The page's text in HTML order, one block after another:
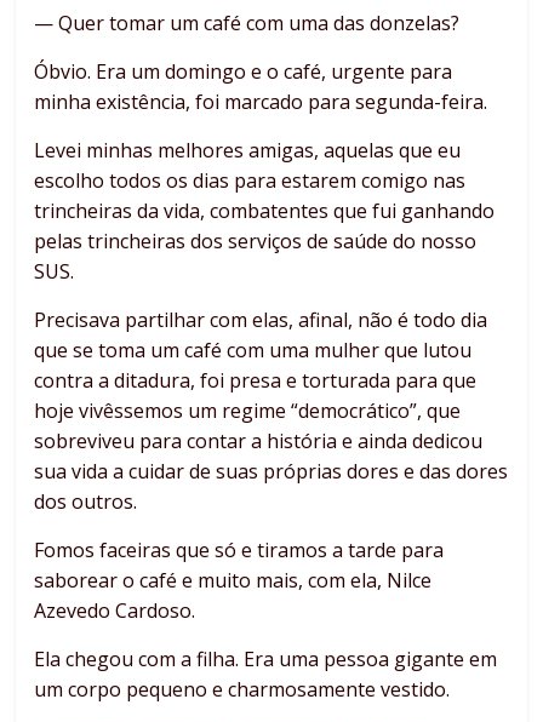
— Quer tomar um café com uma das donzelas?
Óbvio. Era um domingo e o café, urgente para
minha existência, foi marcado para segunda-feira.
Levei minhas melhores amigas, aquelas que eu
escolho todos os dias para estarem comigo nas
trincheiras da vida, combatentes que fui ganhando
pelas trincheiras dos serviços de saúde do nosso
SUS.
Precisava partilhar com elas, afinal, não é todo dia
que se toma um café com uma mulher que lutou
contra a ditadura, foi presa e torturada para que
hoje vivêssemos um regime “democrático”, que
sobreviveu para contar a história e ainda dedicou
sua vida a cuidar de suas próprias dores e das dores
dos outros.
Fomos faceiras que só e tiramos a tarde para
saborear o café e muito mais, com ela, Nilce
Azevedo Cardoso.
Ela chegou com a filha. Era uma pessoa gigante em
um corpo pequeno e charmosamente vestido.